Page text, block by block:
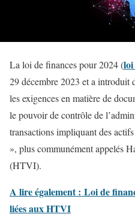
La loi de finances pour 2024 (loi
29 décembre 2023 et a introduit
les exigences en matière de
le pouvoir de contrôle de
transactions impliquant des
», plus communément appelés
(HTVI).
A lire également : Loi de
liées aux HTVI